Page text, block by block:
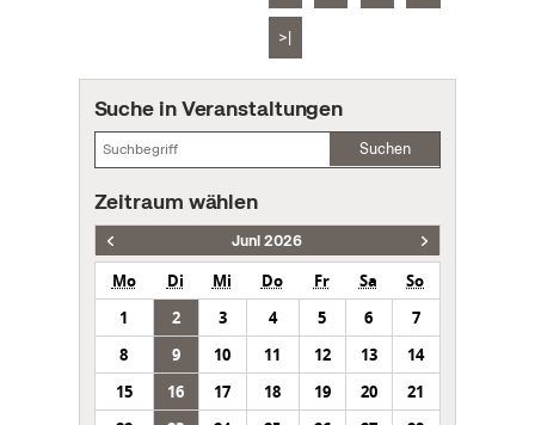
>|
Suche in Veranstaltungen
Suchen
Zeitraum wählen
Juni 2026
Mo Di Mi Do Fr Sa
So
1
2 3 4 5 6
7
8
9 10 11 12 13
14
15
16 17 18 19 20
21